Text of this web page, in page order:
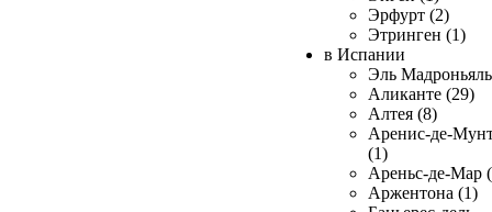
Эрфурт (2)
Этринген (1)
в Испании
Эль
Аликанте (29)
Алтея (8)
Аренис-де-
(1)
Ареньс-де-Мар
Аржентона (1)